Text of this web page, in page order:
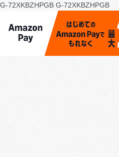
G-72XKBZHPGB G-72XKBZHPGB